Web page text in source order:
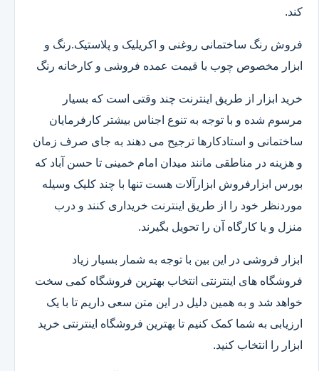
کند.
فروش رنگ ساختمانی روغنی و اکریلیک و پلاستیک.رنگ و
ابزار مخصوص چوب با قیمت عمده فروشی و کارخانه رنگ
خرید ابزار از طریق اینترنت چند وقتی است که بسیار
مرسوم شده و با توجه به تنوع اجناس بیشتر کارفرمایان
ساختمانی و استادکارها ترجیح می دهند به جای صرف زمان
و هزینه در مناطقی مانند میدان امام خمینی تا حسن آباد که
بورس ابزارفروش ابزارآلات هست تنها با چند کلیک وسیله
موردنظر خود را از طریق اینترنت خریداری کنند و درب
منزل و یا کارگاه آن را تحویل بگیرند.
ابزار فروشی در این بین با توجه به شمار بسیار زیاد
فروشگاه های اینترنتی انتخاب بهترین فروشگاه کمی سخت
خواهد شد و به همین دلیل در این متن سعی داریم تا با یک
ارزیابی به شما کمک کنیم تا بهترین فروشگاه اینترنتی خرید
ابزار را انتخاب کنید.